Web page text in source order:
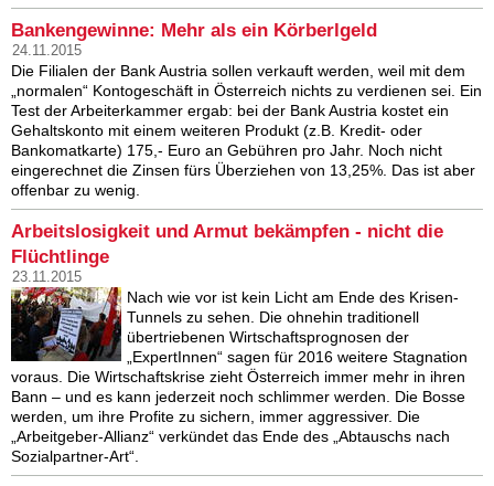
Bankengewinne: Mehr als ein Körberlgeld
24.11.2015
Die Filialen der Bank Austria sollen verkauft werden, weil mit dem
„normalen“ Kontogeschäft in Österreich nichts zu verdienen sei. Ein
Test der Arbeiterkammer ergab: bei der Bank Austria kostet ein
Gehaltskonto mit einem weiteren Produkt (z.B. Kredit- oder
Bankomatkarte) 175,- Euro an Gebühren pro Jahr. Noch nicht
eingerechnet die Zinsen fürs Überziehen von 13,25%. Das ist aber
offenbar zu wenig.
Arbeitslosigkeit und Armut bekämpfen - nicht die
Flüchtlinge
23.11.2015
Nach wie vor ist kein Licht am Ende des Krisen-
Tunnels zu sehen. Die ohnehin traditionell
übertriebenen Wirtschaftsprognosen der
„ExpertInnen“ sagen für 2016 weitere Stagnation
voraus. Die Wirtschaftskrise zieht Österreich immer mehr in ihren
Bann – und es kann jederzeit noch schlimmer werden. Die Bosse
werden, um ihre Profite zu sichern, immer aggressiver. Die
„Arbeitgeber-Allianz“ verkündet das Ende des „Abtauschs nach
Sozialpartner-Art“.